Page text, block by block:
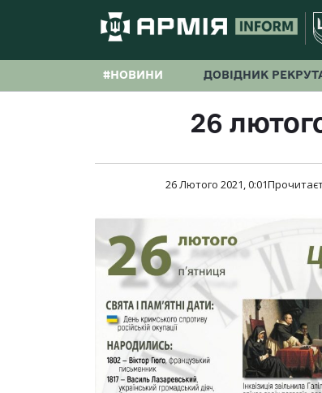
#НОВИНИ ДОВІДНИК
26
26 Лютого 2021, 0:01